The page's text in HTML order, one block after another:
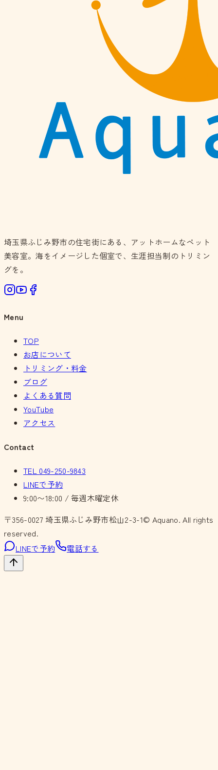
埼玉県ふじみ野市の住宅街にある、アットホームなペット
美容室。海をイメージした個室で、生涯担当制のトリミン
グを。
Menu
TOP
お店について
トリミング・料金
ブログ
よくある質問
YouTube
アクセス
Contact
TEL 049-250-9843
LINEで予約
9:00〜18:00 / 毎週木曜定休
〒356-0027 埼玉県ふじみ野市松山2-3-1© Aquano. All rights
reserved.
LINEで予約
電話する